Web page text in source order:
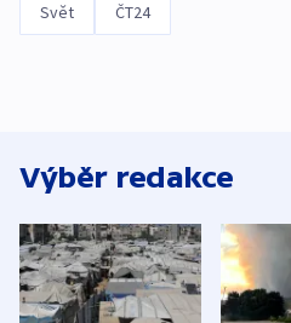
Svět ČT24
Výběr redakce